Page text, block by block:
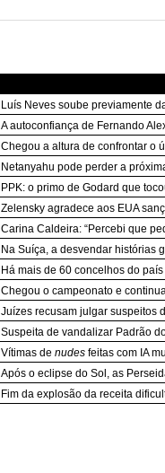
Luís Neves soube previamente
A autoconfiança de Fernando
Chegou a altura de confrontar o
Netanyahu pode perder a
PPK: o primo de Godard que
Zelensky agradece aos EUA
Carina Caldeira: “Percebi que
Na Suíça, a desvendar histórias
Há mais de 60 concelhos do
Chegou o campeonato e
Juízes recusam julgar suspeitos
Suspeita de vandalizar Padrão
Vítimas de nudes feitas com IA
Após o eclipse do Sol, as
Fim da explosão da receita